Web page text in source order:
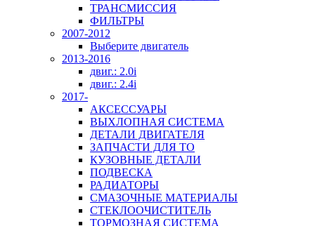
ТРАНСМИССИЯ
ФИЛЬТРЫ
2007-2012
Выберите двигатель
2013-2016
двиг.: 2.0i
двиг.: 2.4i
2017-
АКСЕССУАРЫ
ВЫХЛОПНАЯ СИСТЕМА
ДЕТАЛИ ДВИГАТЕЛЯ
ЗАПЧАСТИ ДЛЯ ТО
КУЗОВНЫЕ ДЕТАЛИ
ПОДВЕСКА
РАДИАТОРЫ
СМАЗОЧНЫЕ МАТЕРИАЛЫ
СТЕКЛООЧИСТИТЕЛЬ
ТОРМОЗНАЯ СИСТЕМА